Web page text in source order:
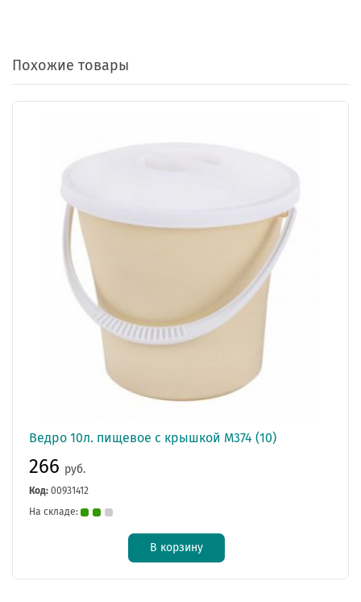
Похожие товары
Ведро 10л. пищевое с крышкой М374 (10)
266 руб.
Код: 00931412
На складе:
В корзину